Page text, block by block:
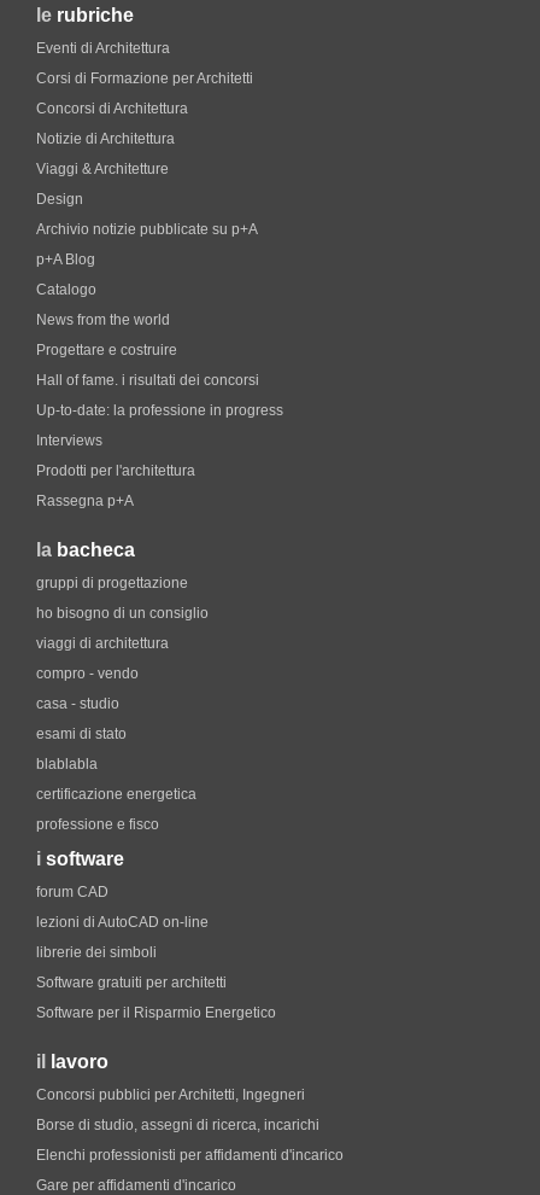
le rubriche
Eventi di Architettura
Corsi di Formazione per Architetti
Concorsi di Architettura
Notizie di Architettura
Viaggi & Architetture
Design
Archivio notizie pubblicate su p+A
p+A Blog
Catalogo
News from the world
Progettare e costruire
Hall of fame. i risultati dei concorsi
Up-to-date: la professione in progress
Interviews
Prodotti per l'architettura
Rassegna p+A
la bacheca
gruppi di progettazione
ho bisogno di un consiglio
viaggi di architettura
compro - vendo
casa - studio
esami di stato
blablabla
certificazione energetica
professione e fisco
i software
forum CAD
lezioni di AutoCAD on-line
librerie dei simboli
Software gratuiti per architetti
Software per il Risparmio Energetico
il lavoro
Concorsi pubblici per Architetti, Ingegneri
Borse di studio, assegni di ricerca, incarichi
Elenchi professionisti per affidamenti d'incarico
Gare per affidamenti d'incarico